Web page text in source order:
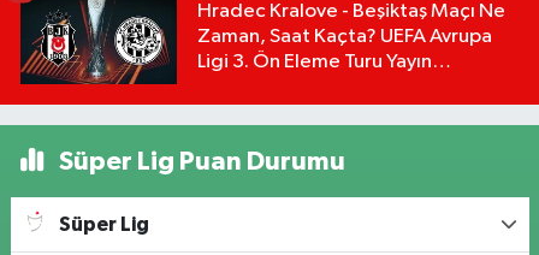
Hradec Kralove - Beşiktaş Maçı Ne
Zaman, Saat Kaçta? UEFA Avrupa
Ligi 3. Ön Eleme Turu Yayın
Süper Lig Puan Durumu
Süper Lig